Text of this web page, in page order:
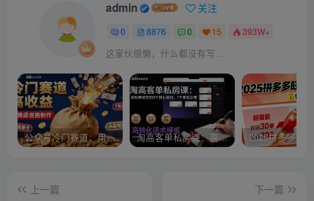
admin 关注
0 8876 0 15 393W+
这家伙很懒，什么都没有写...
公众号冷门赛道，用AI做情感漫画，7天开通流量主，操作简单，小白可玩 淘高客单私房课：高客单成交的3个核心基础，1个实操法宝
上一篇
下一篇